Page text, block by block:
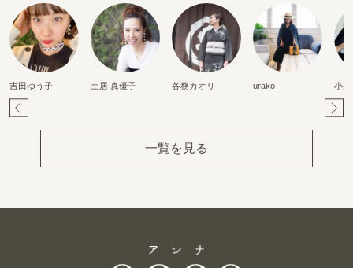
吉田ゆう子 土居 真優子 各務カオリ urako 小柴
一覧を見る